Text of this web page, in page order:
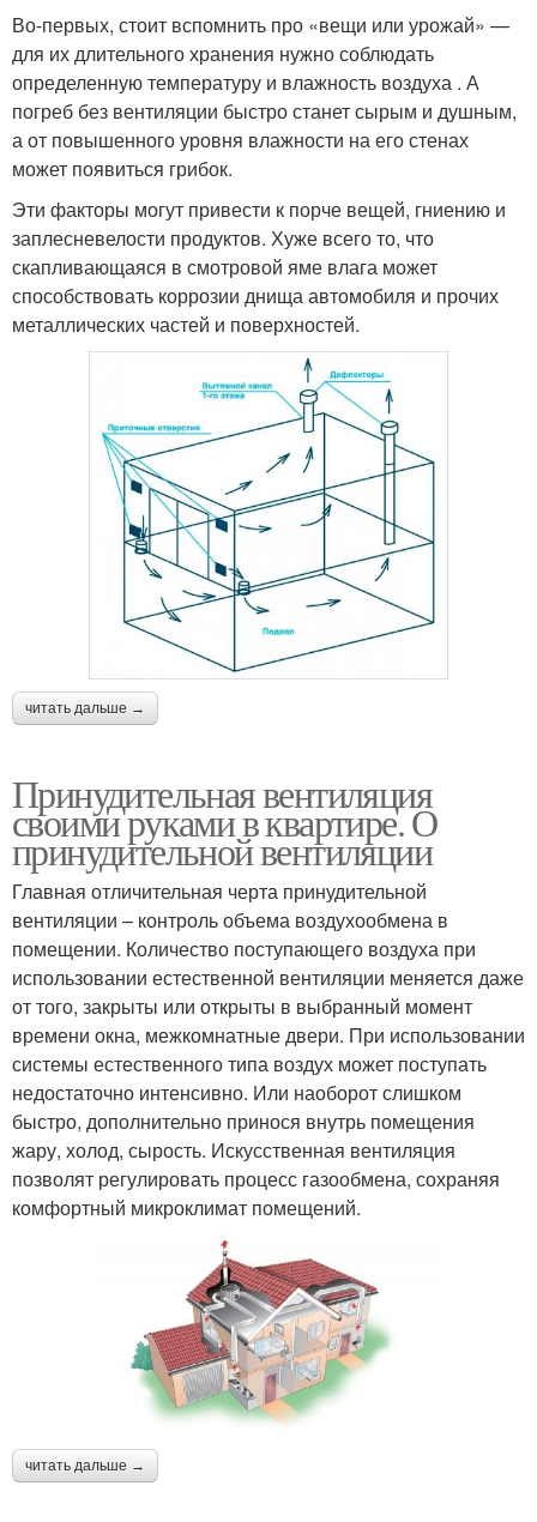
Во-первых, стоит вспомнить про «вещи или урожай» —
для их длительного хранения нужно соблюдать
определенную температуру и влажность воздуха . А
погреб без вентиляции быстро станет сырым и душным,
а от повышенного уровня влажности на его стенах
может появиться грибок.
Эти факторы могут привести к порче вещей, гниению и
заплесневелости продуктов. Хуже всего то, что
скапливающаяся в смотровой яме влага может
способствовать коррозии днища автомобиля и прочих
металлических частей и поверхностей.
читать дальше →
Принудительная вентиляция
своими руками в квартире. О
принудительной вентиляции
Главная отличительная черта принудительной
вентиляции – контроль объема воздухообмена в
помещении. Количество поступающего воздуха при
использовании естественной вентиляции меняется даже
от того, закрыты или открыты в выбранный момент
времени окна, межкомнатные двери. При использовании
системы естественного типа воздух может поступать
недостаточно интенсивно. Или наоборот слишком
быстро, дополнительно принося внутрь помещения
жару, холод, сырость. Искусственная вентиляция
позволят регулировать процесс газообмена, сохраняя
комфортный микроклимат помещений.
читать дальше →